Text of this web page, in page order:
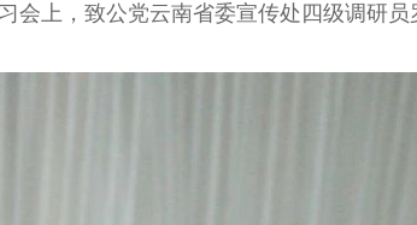
，致公党云南省委宣传处四级调研员